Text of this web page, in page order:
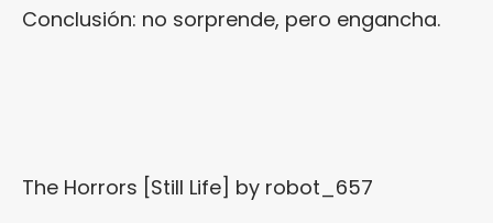
Conclusión: no sorprende, pero engancha.
The Horrors [Still Life] by robot_657